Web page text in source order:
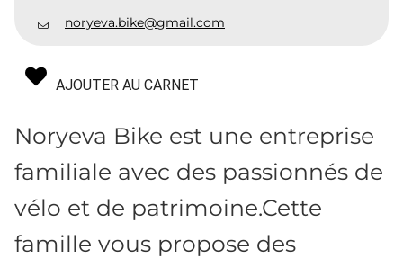
noryeva.bike@gmail.com
AJOUTER AU CARNET
Noryeva Bike est une entreprise
familiale avec des passionnés de
vélo et de patrimoine.Cette
famille vous propose des